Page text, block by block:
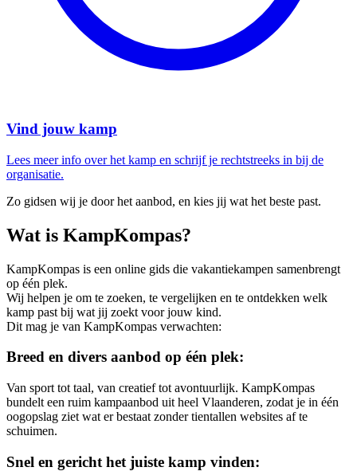
Vind jouw kamp
Lees meer info over het kamp en schrijf je rechtstreeks in bij de
organisatie.
Zo gidsen wij je door het aanbod, en kies jij wat het beste past.
Wat is KampKompas?
KampKompas is een online gids die vakantiekampen samenbrengt
op één plek.
Wij helpen je om te zoeken, te vergelijken en te ontdekken welk
kamp past bij wat jij zoekt voor jouw kind.
Dit mag je van KampKompas verwachten:
Breed en divers aanbod op één plek:
Van sport tot taal, van creatief tot avontuurlijk. KampKompas
bundelt een ruim kampaanbod uit heel Vlaanderen, zodat je in één
oogopslag ziet wat er bestaat zonder tientallen websites af te
schuimen.
Snel en gericht het juiste kamp vinden: